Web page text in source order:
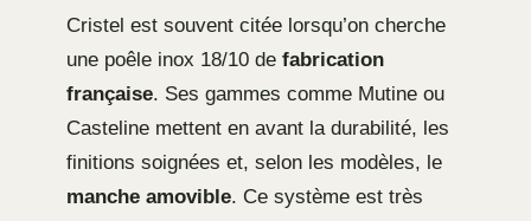
Cristel est souvent citée lorsqu’on cherche
une poêle inox 18/10 de fabrication
française. Ses gammes comme Mutine ou
Casteline mettent en avant la durabilité, les
finitions soignées et, selon les modèles, le
manche amovible. Ce système est très